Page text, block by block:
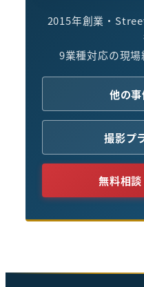
2015年創業・
9業種対応の現場
他の
撮影プ
無料相